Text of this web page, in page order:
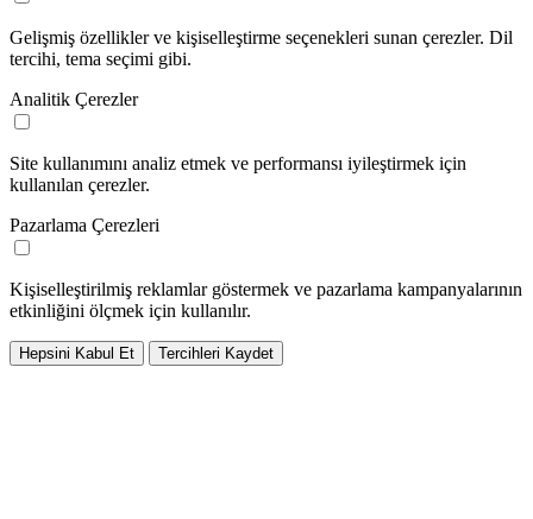
Gelişmiş özellikler ve kişiselleştirme seçenekleri sunan çerezler. Dil
tercihi, tema seçimi gibi.
Analitik Çerezler
Site kullanımını analiz etmek ve performansı iyileştirmek için
kullanılan çerezler.
Pazarlama Çerezleri
Kişiselleştirilmiş reklamlar göstermek ve pazarlama kampanyalarının
etkinliğini ölçmek için kullanılır.
Hepsini Kabul Et Tercihleri Kaydet